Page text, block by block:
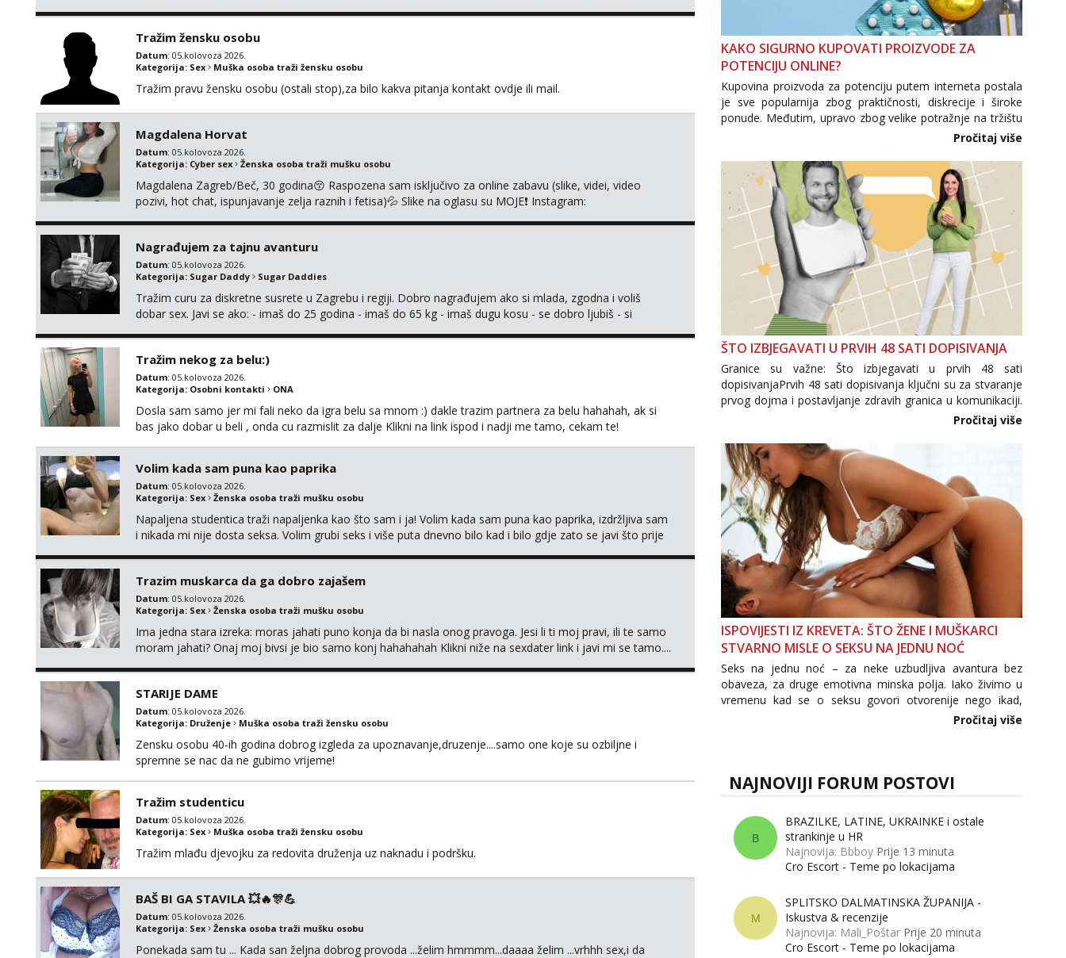
Tražim žensku osobu
Datum: 05.kolovoza 2026.
Kategorija: Sex Muška osoba traži žensku osobu
Tražim pravu žensku osobu (ostali stop),za bilo kakva pitanja kontakt ovdje ili mail.
Magdalena Horvat
Datum: 05.kolovoza 2026.
Kategorija: Cyber sex Ženska osoba traži mušku osobu
Magdalena Zagreb/Beč, 30 godina😚 Raspozena sam isključivo za online zabavu (slike, videi, video
pozivi, hot chat, ispunjavanje zelja raznih i fetisa)💦 Slike na oglasu su MOJE❗ Instagram:
SVOJE NAJVECE FANTAZIJE😈 CEKA...
Nagrađujem za tajnu avanturu
Datum: 05.kolovoza 2026.
Kategorija: Sugar Daddy Sugar Daddies
Tražim curu za diskretne susrete u Zagrebu i regiji. Dobro nagrađujem ako si mlada, zgodna i voliš
dobar sex. Javi se ako: - imaš do 25 godina - imaš do 65 kg - imaš dugu kosu - se dobro ljubiš - si
Tražim nekog za belu:)
Datum: 05.kolovoza 2026.
Kategorija: Osobni kontakti ONA
Dosla sam samo jer mi fali neko da igra belu sa mnom :) dakle trazim partnera za belu hahahah, ak si
bas jako dobar u beli , onda cu razmislit za dalje Klikni na link ispod i nadji me tamo, cekam te!
Volim kada sam puna kao paprika
Datum: 05.kolovoza 2026.
Kategorija: Sex Ženska osoba traži mušku osobu
Napaljena studentica traži napaljenka kao što sam i ja! Volim kada sam puna kao paprika, izdržljiva sam
i nikada mi nije dosta seksa. Volim grubi seks i više puta dnevno bilo kad i bilo gdje zato se javi što prije
Trazim muskarca da ga dobro zajašem
Datum: 05.kolovoza 2026.
Kategorija: Sex Ženska osoba traži mušku osobu
Ima jedna stara izreka: moras jahati puno konja da bi nasla onog pravoga. Jesi li ti moj pravi, ili te samo
moram jahati? Onaj moj bivsi je bio samo konj hahahahah Klikni niže na sexdater link i javi mi se tamo....
STARIJE DAME
Datum: 05.kolovoza 2026.
Kategorija: Druženje Muška osoba traži žensku osobu
Zensku osobu 40-ih godina dobrog izgleda za upoznavanje,druzenje....samo one koje su ozbiljne i
spremne se nac da ne gubimo vrijeme!
Tražim studenticu
Datum: 05.kolovoza 2026.
Kategorija: Sex Muška osoba traži žensku osobu
Tražim mlađu djevojku za redovita druženja uz naknadu i podršku.
BAŠ BI GA STAVILA 💥🔥🎊💪
Datum: 05.kolovoza 2026.
Kategorija: Sex Ženska osoba traži mušku osobu
Ponekada sam tu ... Kada san željna dobrog provoda ...želim hmmmm...daaaa želim ...vrhhh sex,i da
KAKO SIGURNO KUPOVATI PROIZVODE ZA
POTENCIJU ONLINE?
Kupovina proizvoda za potenciju putem interneta postala
je sve popularnija zbog praktičnosti, diskrecije i široke
ponude. Međutim, upravo zbog velike potražnje na tržištu
se pojavljuju i brojni krivotvoreni proizvodi, nepouzdane
internetske trgovine te proizvodi nepoznatog podrijetla. ...
Pročitaj više
ŠTO IZBJEGAVATI U PRVIH 48 SATI DOPISIVANJA
Granice su važne: Što izbjegavati u prvih 48 sati
dopisivanjaPrvih 48 sati dopisivanja ključni su za stvaranje
prvog dojma i postavljanje zdravih granica u komunikaciji.
Važno je izbjeći prebrzo otkrivanje osobnih ili intimnih
informacija, jer nepoznata osoba još nije zaslužila to
povjerenje. Takođe...
Pročitaj više
ISPOVIJESTI IZ KREVETA: ŠTO ŽENE I MUŠKARCI
STVARNO MISLE O SEKSU NA JEDNU NOĆ
Seks na jednu noć – za neke uzbudljiva avantura bez
obaveza, za druge emotivna minska polja. Iako živimo u
vremenu kad se o seksu govori otvorenije nego ikad,
tema „jedne noći strasti“ i dalje izaziva burne rasprave. Što
Pročitaj više
NAJNOVIJI FORUM POSTOVI
B
BRAZILKE, LATINE, UKRAINKE i ostale
strankinje u HR
Najnovija: Bbboy Prije 13 minuta
Cro Escort - Teme po lokacijama
M
SPLITSKO DALMATINSKA ŽUPANIJA -
Iskustva & recenzije
Najnovija: Mali_Poštar Prije 20 minuta
Cro Escort - Teme po lokacijama